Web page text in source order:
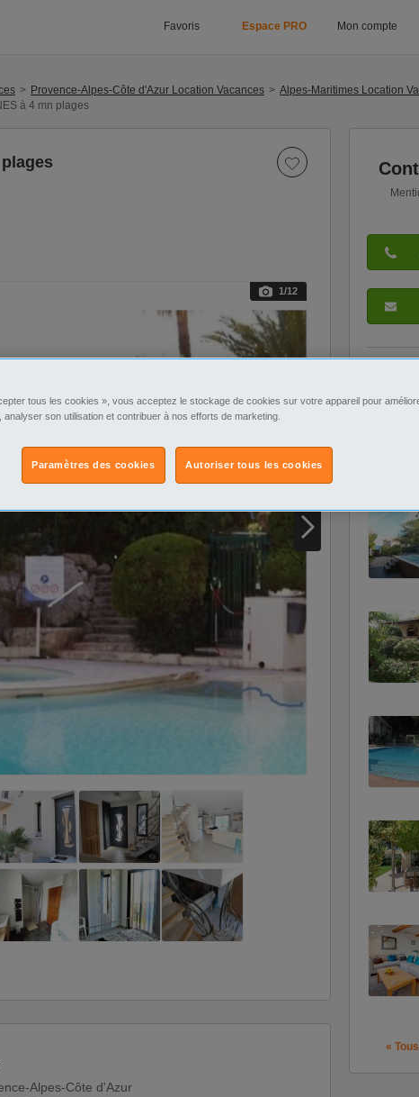
Favoris Espace PRO Mon compte
Provence-Alpes-Côte d'Azur Location Vacances Alpes-Maritimes Location
à 4 mn plages
1/12
Alpes-Côte d'Azur
«
tous les cookies », vous acceptez le stockage de cookies sur votre appareil pour
analyser son utilisation et contribuer à nos efforts de marketing.
Autoriser tous les cookies
Paramètres des cookies